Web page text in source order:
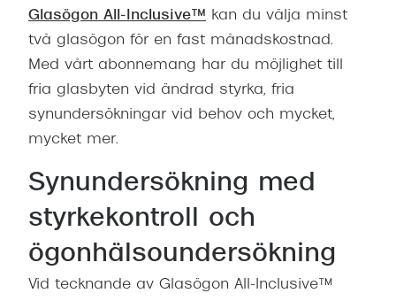
Glasögon All-Inclusive™ kan du välja minst
två glasögon för en fast månadskostnad.
Med vårt abonnemang har du möjlighet till
fria glasbyten vid ändrad styrka, fria
synundersökningar vid behov och mycket,
mycket mer.
Synundersökning med
styrkekontroll och
ögonhälsoundersökning
Vid tecknande av Glasögon All-Inclusive™